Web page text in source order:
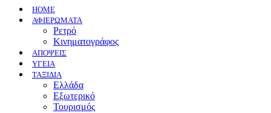
HOME
ΑΦΙΕΡΩΜΑΤΑ
Ρετρό
Κινηματογράφος
ΑΠΟΨΕΙΣ
ΥΓΕΙΑ
ΤΑΞΙΔΙΑ
Ελλάδα
Εξωτερικό
Τουρισμός